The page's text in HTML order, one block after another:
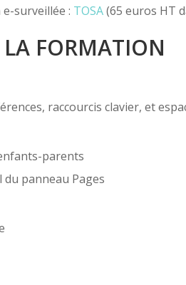
surveillée : TOSA(65 euros HT
FORMATION
raccourcis clavier, et
parents
panneau Pages